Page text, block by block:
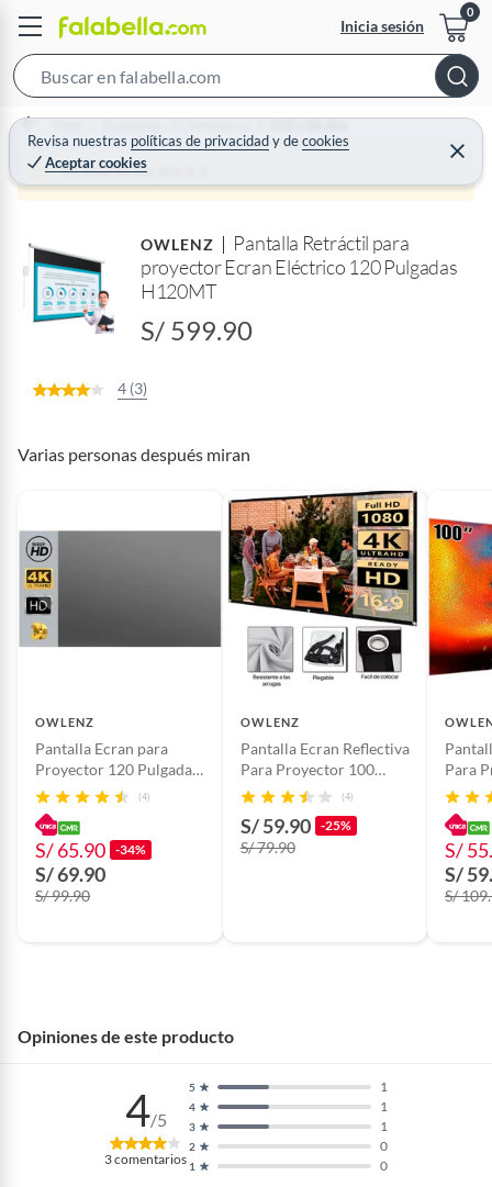
Inicia sesión
e
a
c
B
a
Revisa nuestras políticas de privacidadydecookies
Aceptar cookies
C
e
r
Home Tecnología - TV Televisores DVD y Blu Ray
Producto sin stock :(
OWLENZ
Pantalla Retráctil para
proyector Ecran Eléctrico 120 Pulgadas
H120MT
S/ 599.90
4 (3)
Varias personas después miran
OWLENZ
Pantalla Ecran para
Proyector 120 Pulgadas
Plomo
(4)
S/ 65.90 -34%
S/ 69.90
S/ 99.90
OWLENZ
Pantalla Ecran Reflectiva
Para Proyector 100
Pulgadas Owlenz
(4)
S/ 59.90 -25%
S/ 79.90
Para
S/
S/
S/
Opiniones de este producto
4/5
3comentarios 1 0
2 0
3 1
4 1
5 1